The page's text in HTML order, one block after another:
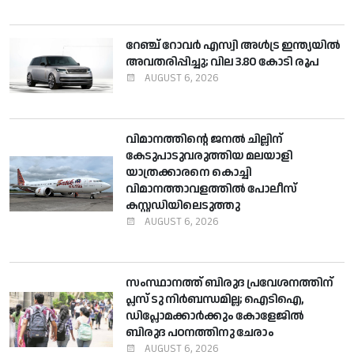
റേഞ്ച് റോവര്‍ എസ്വി അള്‍ട്ര ഇന്ത്യയില്‍
അവതരിപ്പിച്ചു; വില 3.80 കോടി രൂപ
AUGUST 6, 2026
വിമാനത്തിന്റെ ജനല്‍ ചില്ലിന്
കേടുപാടുവരുത്തിയ മലയാളി
യാത്രക്കാരനെ കൊച്ചി
വിമാനത്താവളത്തില്‍ പോലീസ്
കസ്റ്റഡിയിലെടുത്തു
AUGUST 6, 2026
സംസ്ഥാനത്ത് ബിരുദ പ്രവേശനത്തിന്
പ്ലസ് ടു നിര്‍ബന്ധമില്ല; ഐടിഐ,
ഡിപ്ലോമക്കാര്‍ക്കും കോളേജില്‍
ബിരുദ പഠനത്തിനു ചേരാം
AUGUST 6, 2026